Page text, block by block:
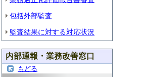
包括外部監査
監査結果に対する対応状況
内部通報・業務改善窓口
もどる